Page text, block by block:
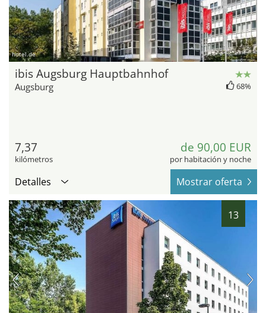
hotel.de
ibis Augsburg Hauptbahnhof
Augsburg 68%
7,37
kilómetros
de 90,00 EUR
por habitación y noche
Detalles Mostrar oferta
13